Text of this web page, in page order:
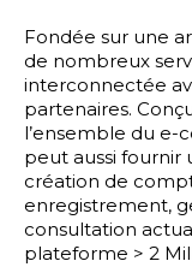
Fondée sur une
de nombreux
interconnectée
partenaires.
l’ensemble du e-
peut aussi fournir
création de
enregistrement,
consultation
plateforme > 2